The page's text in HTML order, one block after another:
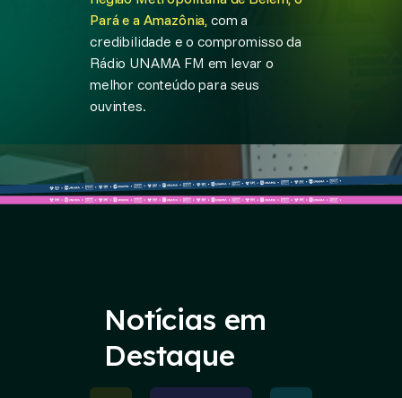
Pará e a Amazônia, com a
credibilidade e o compromisso da
Rádio UNAMA FM em levar o
melhor conteúdo para seus
ouvintes.
Notícias em
Destaque